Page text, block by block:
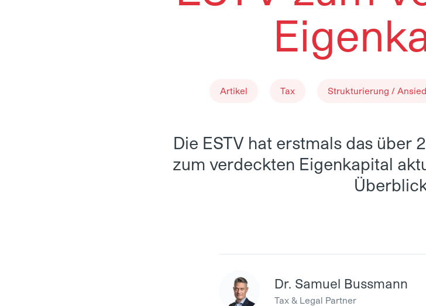
Artikel Tax Strukturierung /
Die ESTV hat erstmals das über
zum verdeckten Eigenkapital
Dr. Samuel Bussmann
Tax & Legal Partner